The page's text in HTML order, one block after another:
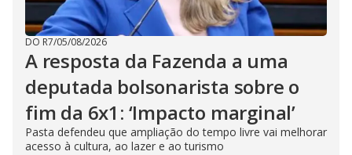
DO R7/05/08/2026
A resposta da Fazenda a uma
deputada bolsonarista sobre o
fim da 6x1: ‘Impacto marginal’
Pasta defendeu que ampliação do tempo livre vai melhorar
acesso à cultura, ao lazer e ao turismo